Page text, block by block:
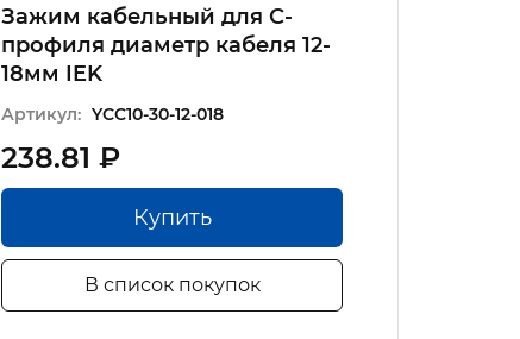
Зажим кабельный для С-
профиля диаметр кабеля 12-
18мм IEK
Артикул: YCC10-30-12-018
238.81 ₽
Купить
В список покупок